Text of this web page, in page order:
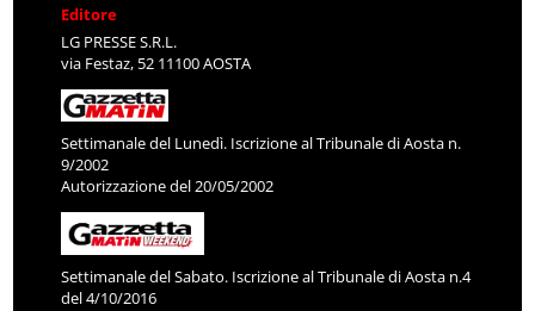
Editore
LG PRESSE S.R.L.
via Festaz, 52 11100 AOSTA
Settimanale del Lunedì. Iscrizione al Tribunale di Aosta n.
9/2002
Autorizzazione del 20/05/2002
Settimanale del Sabato. Iscrizione al Tribunale di Aosta n.4
del 4/10/2016